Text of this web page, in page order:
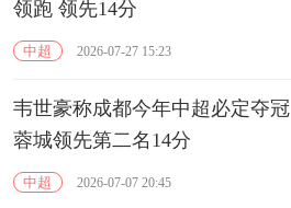
领跑 领先14分
中超 2026-07-27 15:23
韦世豪称成都今年中超必定夺冠
蓉城领先第二名14分
中超 2026-07-07 20:45